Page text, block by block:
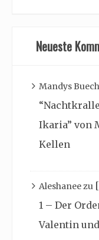
Neueste
Mandys
Ikaria” von
Kellen
Aleshaneezu
1 – Der
Valentin